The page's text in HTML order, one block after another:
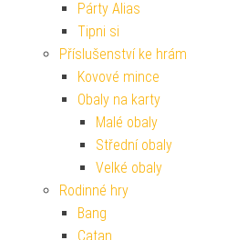
Párty Alias
Tipni si
Příslušenství ke hrám
Kovové mince
Obaly na karty
Malé obaly
Střední obaly
Velké obaly
Rodinné hry
Bang
Catan